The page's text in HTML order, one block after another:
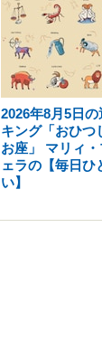
2026年8月5日
キング「おひつ
お座」 マリィ
ェラの【毎日ひ
い】